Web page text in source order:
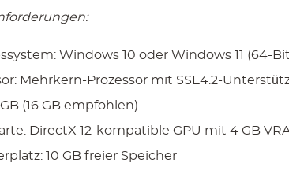
Windows 10 oder Windows 11 (64-
Mehrkern-Prozessor mit SSE4.2-
GB (16 GB empfohlen)
DirectX 12-kompatible GPU mit 4 GB
10 GB freier Speicher